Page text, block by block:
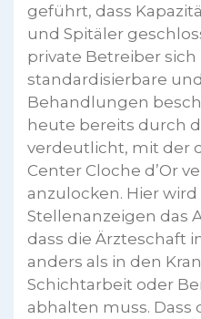
geführt, dass
und Spitäler
private Betreiber sich
standardisierbare
Behandlungen
heute bereits durch
verdeutlicht, mit der
Center Cloche d’Or
anzulocken. Hier wird
Stellenanzeigen das
dass die Ärzteschaft
anders als in den
Schichtarbeit oder
abhalten muss. Dass